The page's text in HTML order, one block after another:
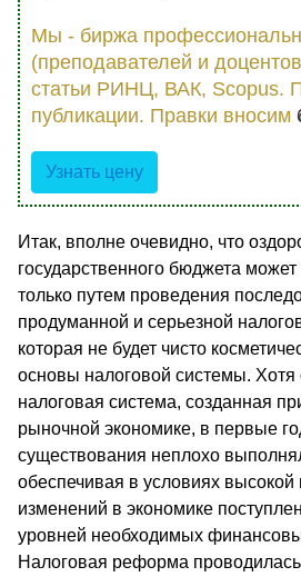
Мы - биржа
(преподавателей и
статьи РИНЦ, ВАК, Scopus.
публикации. Правки вносим
Узнать цену
Итак, вполне очевидно, что
государственного бюджета
только путем проведения
продуманной и серьезной
которая не будет чисто
основы налоговой системы. Хотя
налоговая система, созданная
рыночной экономике, в первые
существования неплохо
обеспечивая в условиях
изменений в экономике
уровней необходимых
Налоговая реформа